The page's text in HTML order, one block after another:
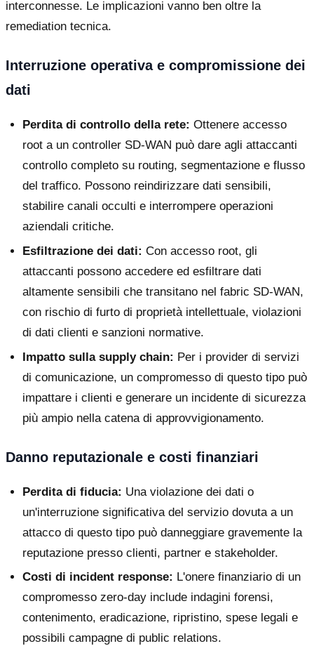
interconnesse. Le implicazioni vanno ben oltre la
remediation tecnica.
Interruzione operativa e compromissione dei
dati
Perdita di controllo della rete: Ottenere accesso
root a un controller SD-WAN può dare agli attaccanti
controllo completo su routing, segmentazione e flusso
del traffico. Possono reindirizzare dati sensibili,
stabilire canali occulti e interrompere operazioni
aziendali critiche.
Esfiltrazione dei dati: Con accesso root, gli
attaccanti possono accedere ed esfiltrare dati
altamente sensibili che transitano nel fabric SD-WAN,
con rischio di furto di proprietà intellettuale, violazioni
di dati clienti e sanzioni normative.
Impatto sulla supply chain: Per i provider di servizi
di comunicazione, un compromesso di questo tipo può
impattare i clienti e generare un incidente di sicurezza
più ampio nella catena di approvvigionamento.
Danno reputazionale e costi finanziari
Perdita di fiducia: Una violazione dei dati o
un'interruzione significativa del servizio dovuta a un
attacco di questo tipo può danneggiare gravemente la
reputazione presso clienti, partner e stakeholder.
Costi di incident response: L'onere finanziario di un
compromesso zero-day include indagini forensi,
contenimento, eradicazione, ripristino, spese legali e
possibili campagne di public relations.